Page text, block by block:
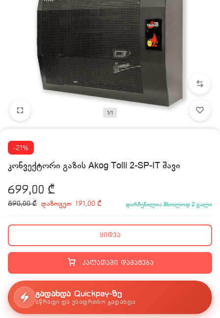
1/1
-21%
კონვექტორი გაზის Akog Tolli 2-SP-IT შავი
699,00 ₾
890,00₾ დაზოგეთ 191,00 ₾ დარჩენილია მხოლოდ 2 ცალი
კალათაში დამატება
ყიდვა
გადახდა Quickpay-ზე
სწრაფი და უსაფრთხო გადახდა